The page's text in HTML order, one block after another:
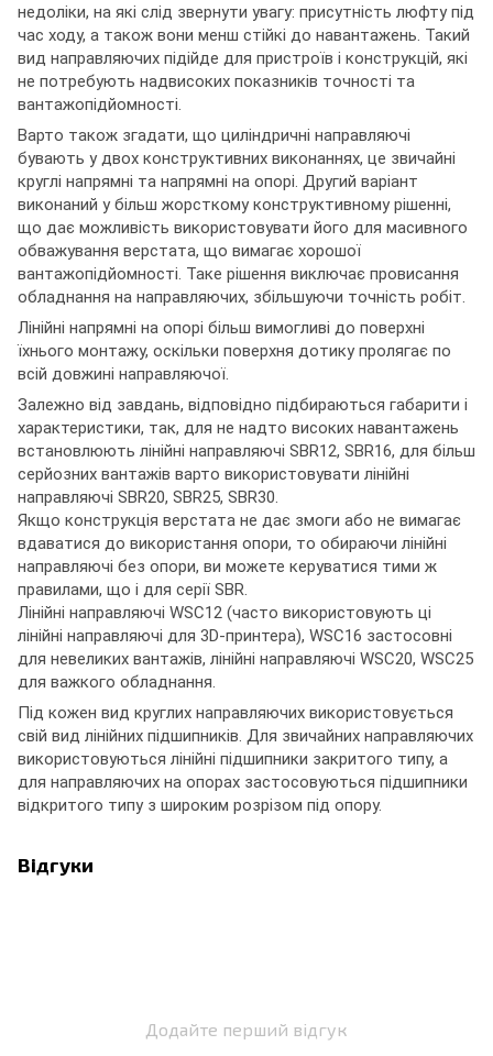
недоліки, на які слід звернути увагу: присутність люфту під
час ходу, а також вони менш стійкі до навантажень. Такий
вид направляючих підійде для пристроїв і конструкцій, які
не потребують надвисоких показників точності та
вантажопідйомності.
Варто також згадати, що циліндричні направляючі
бувають у двох конструктивних виконаннях, це звичайні
круглі напрямні та напрямні на опорі. Другий варіант
виконаний у більш жорсткому конструктивному рішенні,
що дає можливість використовувати його для масивного
обважування верстата, що вимагає хорошої
вантажопідйомності. Таке рішення виключає провисання
обладнання на направляючих, збільшуючи точність робіт.
Лінійні напрямні на опорі більш вимогливі до поверхні
їхнього монтажу, оскільки поверхня дотику пролягає по
всій довжині направляючої.
Залежно від завдань, відповідно підбираються габарити і
характеристики, так, для не надто високих навантажень
встановлюють лінійні направляючі SBR12, SBR16, для більш
серйозних вантажів варто використовувати лінійні
направляючі SBR20, SBR25, SBR30.
Якщо конструкція верстата не дає змоги або не вимагає
вдаватися до використання опори, то обираючи лінійні
направляючі без опори, ви можете керуватися тими ж
правилами, що і для серії SBR.
Лінійні направляючі WSC12 (часто використовують ці
лінійні направляючі для 3D-принтера), WSC16 застосовні
для невеликих вантажів, лінійні направляючі WSC20, WSC25
для важкого обладнання.
Під кожен вид круглих направляючих використовується
свій вид лінійних підшипників. Для звичайних направляючих
використовуються лінійні підшипники закритого типу, а
для направляючих на опорах застосовуються підшипники
відкритого типу з широким розрізом під опору.
Відгуки
Додайте перший відгук